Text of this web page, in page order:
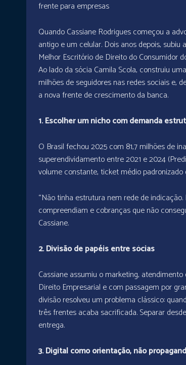
frente para empresas
Quando Cassiane Rodrigues começou a
antigo e um celular. Dois anos depois,
Melhor Escritório de Direito do Consumidor
Ao lado da sócia Camila Scola, construiu
milhões de seguidores nas redes sociais e,
a nova frente de crescimento da banca.
1. Escolher um nicho com demanda
O Brasil fechou 2025 com 81,7 milhões de
superendividamento entre 2021 e 2024
volume constante, ticket médio
“Não tinha estrutura nem rede de
compreendiam e cobranças que não
Cassiane.
2. Divisão de papéis entre sócias
Cassiane assumiu o marketing,
Direito Empresarial e com passagem por
divisão resolveu um problema clássico:
três frentes acaba sacrificada. Separar
entrega.
3. Digital como orientação, não